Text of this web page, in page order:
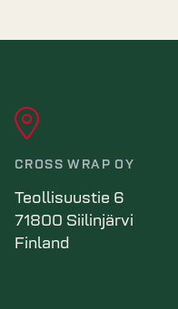
CROSS WRAP OY
Teollisuustie 6
71800 Siilinjärvi
Finland